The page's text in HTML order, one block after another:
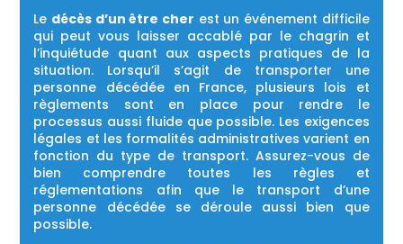
Le décès d’un être cher est un événement difficile
qui peut vous laisser accablé par le chagrin et
l’inquiétude quant aux aspects pratiques de la
situation. Lorsqu’il s’agit de transporter une
personne décédée en France, plusieurs lois et
règlements sont en place pour rendre le
processus aussi fluide que possible. Les exigences
légales et les formalités administratives varient en
fonction du type de transport. Assurez-vous de
bien comprendre toutes les règles et
réglementations afin que le transport d’une
personne décédée se déroule aussi bien que
possible.